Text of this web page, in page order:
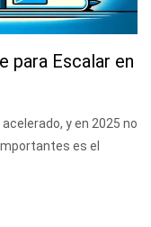
para Escalar en
y en 2025 no
es el